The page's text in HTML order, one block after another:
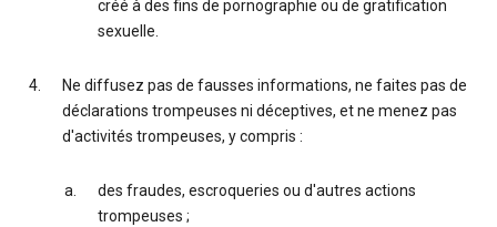
créé à des fins de pornographie ou de gratification
sexuelle.
Ne diffusez pas de fausses informations, ne faites pas de
déclarations trompeuses ni déceptives, et ne menez pas
d'activités trompeuses, y compris :
des fraudes, escroqueries ou d'autres actions
trompeuses ;